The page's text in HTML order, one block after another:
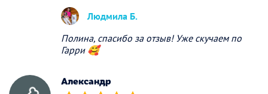
Людмила Б.
Полина, спасибо за отзыв! Уже скучаем по
Гарри 🥰
Александр